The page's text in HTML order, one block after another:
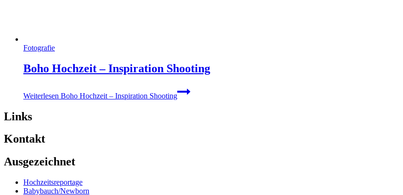
Fotografie
Boho Hochzeit – Inspiration Shooting
Weiterlesen Boho Hochzeit – Inspiration Shooting
Links
Kontakt
Ausgezeichnet
Hochzeitsreportage
Babybauch/Newborn